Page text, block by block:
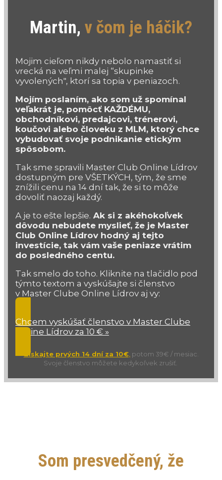
Martin, v čom je háčik?
Mojim cieľom nikdy nebolo namastiť si
vrecká na veľmi malej “skupinke
vyvolených", ktorí sa topia v peniazoch.
Mojím poslaním, ako som už spomínal
veľakrát je, pomôcť KAŽDÉMU,
obchodníkovi, predajcovi, trénerovi,
koučovi alebo človeku z MLM, ktorý chce
vybudovať svoje podnikanie etickým
spôsobom.
Tak sme spravili Master Club Online Lídrov
dostupným pre VŠETKÝCH, tým, že sme
znížili cenu na 14 dní tak, že si to môže
dovoliť naozaj každý.
A je to ešte lepšie. Ak si z akéhokoľvek
dôvodu nebudete myslieť, že je Master
Club Online Lídrov hodný aj tejto
investície, tak vám vaše peniaze vrátim
do posledného centu.
Tak smelo do toho. Kliknite na tlačidlo pod
týmto textom a vyskúšajte si členstvo
v Master Clube Online Lídrov aj vy:
Chcem vyskúšať členstvo v Master Clube
Online Lídrov za 10 € »
Získajte prvých 14 dní za 10€, potom 39€ / mesiac.
Svoje členstvo môžete kedykoľvek zrušiť.
Som presvedčený, že